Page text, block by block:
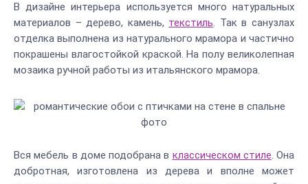
В дизайне интерьера используется много натуральных
материалов – дерево, камень, текстиль. Так в санузлах
отделка выполнена из натурального мрамора и частично
покрашены влагостойкой краской. На полу великолепная
мозаика ручной работы из итальянского мрамора.
Вся мебель в доме подобрана в классическом стиле. Она
добротная, изготовлена из дерева и вполне может